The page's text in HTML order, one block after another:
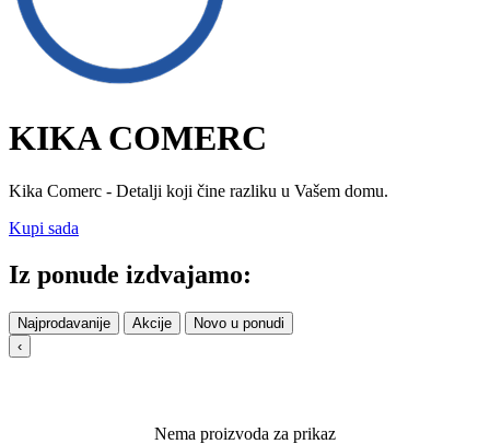
KIKA COMERC
Kika Comerc - Detalji koji čine razliku u Vašem domu.
Kupi sada
Iz ponude izdvajamo:
Najprodavanije Akcije
Novo u ponudi
‹
Nema proizvoda za prikaz